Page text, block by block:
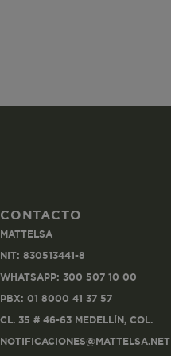
CONTACTO
MATTELSA
NIT: 830513441-8
WHATSAPP: 300 507 10 00
PBX: 01 8000 41 37 57
CL. 35 # 46-63 MEDELLÍN, COL.
NOTIFICACIONES@MATTELSA.NET